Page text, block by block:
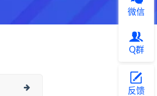
微信
Q群
反馈